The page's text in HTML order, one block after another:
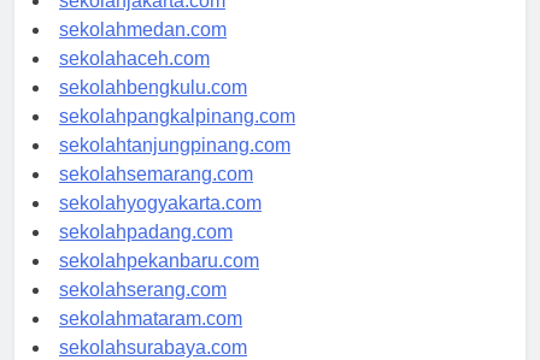
sekolahmedan.com
sekolahaceh.com
sekolahbengkulu.com
sekolahpangkalpinang.com
sekolahtanjungpinang.com
sekolahsemarang.com
sekolahyogyakarta.com
sekolahpadang.com
sekolahpekanbaru.com
sekolahserang.com
sekolahmataram.com
sekolahsurabaya.com